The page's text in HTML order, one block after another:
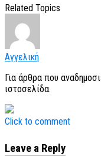
Related Topics
Αγγελική
Για άρθρα που
ιστοσελίδα.
Click to comment
Leave a Reply